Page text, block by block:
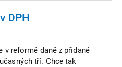
DPH
v reformě daně z přidané
tří. Chce tak